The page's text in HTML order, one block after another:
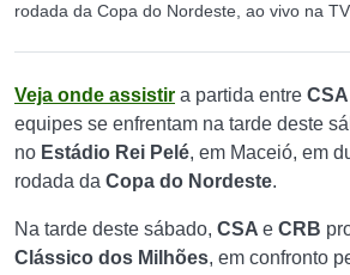
rodada da Copa do Nordeste, ao vivo na
Veja onde assistir a partida entre CSA
equipes se enfrentam na tarde deste
no Estádio Rei Pelé, em Maceió, em
rodada da Copa do Nordeste.
Na tarde deste sábado, CSA e CRB
Clássico dos Milhões, em confronto